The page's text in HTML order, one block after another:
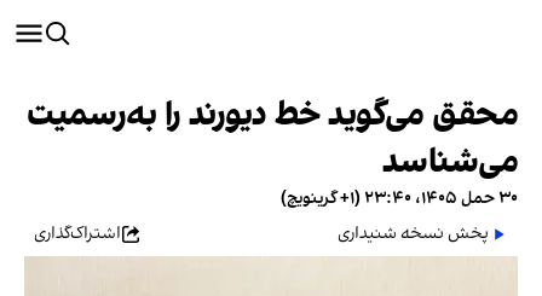
محقق می‌گوید خط دیورند را به‌رسمیت
می‌شناسد
۳۰ حمل ۱۴۰۵، ۲۳:۴۰ (‎+۱ گرینویچ)
پخش نسخه شنیداری
اشتراک‌گذاری